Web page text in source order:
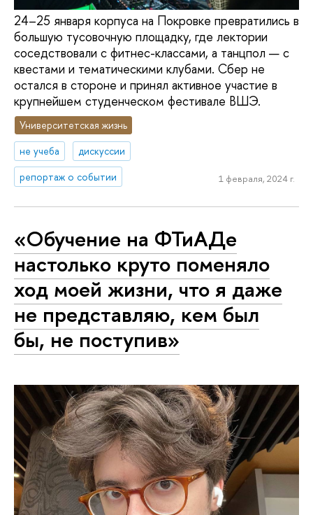
24–25 января корпуса на Покровке превратились в
большую тусовочную площадку, где лектории
соседствовали с фитнес-классами, а танцпол — с
квестами и тематическими клубами. Сбер не
остался в стороне и принял активное участие в
крупнейшем студенческом фестивале ВШЭ.
Университетская жизнь
не учеба
дискуссии
репортаж о событии
1 февраля, 2024 г.
«Обучение на ФТиАДе
настолько круто поменяло
ход моей жизни, что я даже
не представляю, кем был
бы, не поступив»